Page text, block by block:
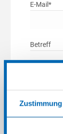
Zustimmung
E-Mail*
Betreff